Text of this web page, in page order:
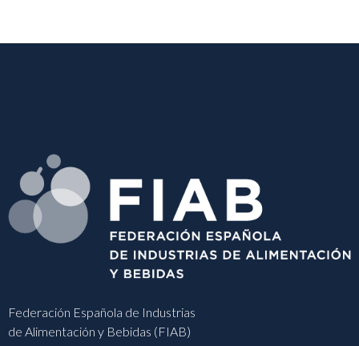
Federación Española de Industrias
de Alimentación y Bebidas (FIAB)